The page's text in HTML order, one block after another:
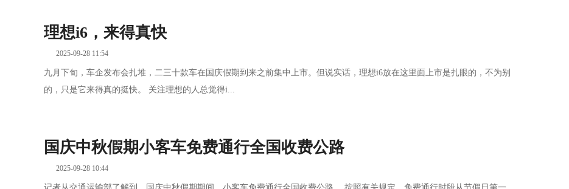
理想i6，来得真快
2025-09-28 11:54
九月下旬，车企发布会扎堆，二三十款车在国庆假期到来之前集中上市。但说实话，理想i6放在这里面上市是扎眼的，不为别
的，只是它来得真的挺快。 关注理想的人总觉得i...
国庆中秋假期小客车免费通行全国收费公路
2025-09-28 10:44